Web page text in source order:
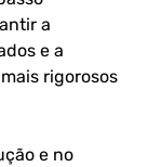
a
e a
rigorosos
e no